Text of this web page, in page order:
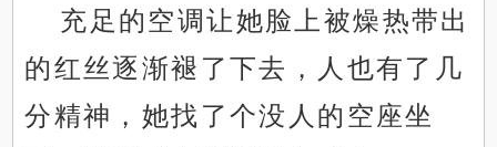
充足的空调让她脸上被燥热带出
的红丝逐渐褪了下去，人也有了几
分精神，她找了个没人的空座坐